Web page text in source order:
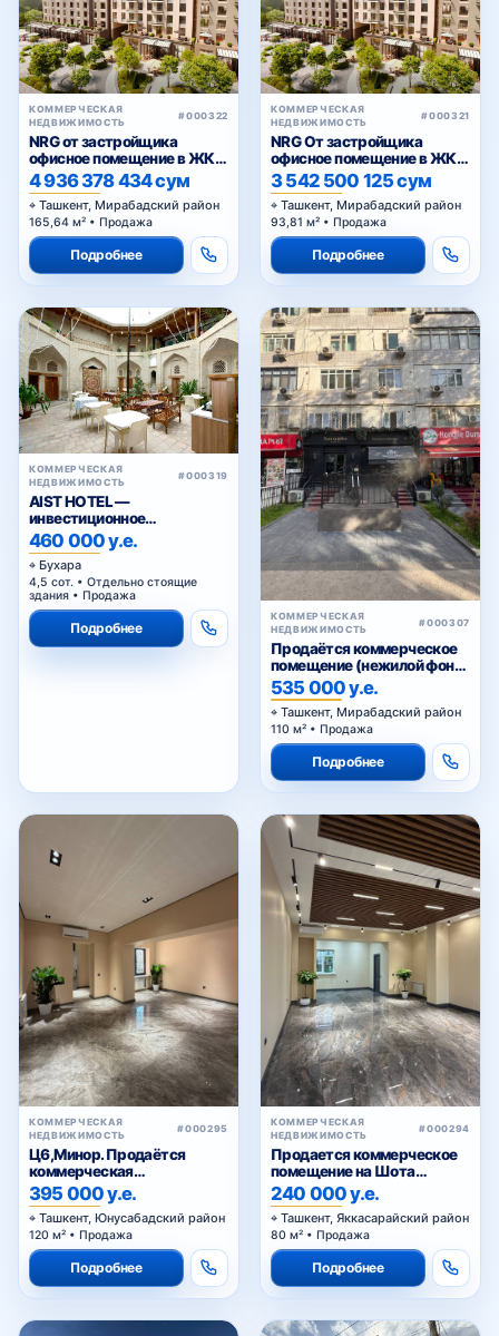
КОММЕРЧЕСКАЯ
НЕДВИЖИМОСТЬ
#000322
NRG от застройщика
офисное помещение в ЖК
«NRG Meros Business»
4 936 378 434 сум
Ташкент, Мирабадский район
165,64 м² • Продажа
Подробнее
КОММЕРЧЕСКАЯ
НЕДВИЖИМОСТЬ
#000321
NRG От застройщика
офисное помещение в ЖК
«NRG Meros Comfort»
3 542 500 125 сум
Ташкент, Мирабадский район
93,81 м² • Продажа
Подробнее
КОММЕРЧЕСКАЯ
НЕДВИЖИМОСТЬ
#000319
AIST HOTEL —
инвестиционное
предложение в
историческом центре
Бухары
460 000 у.е.
Бухара
4,5 сот. • Отдельно стоящие
здания • Продажа
Подробнее
КОММЕРЧЕСКАЯ
НЕДВИЖИМОСТЬ
#000307
Продаётся коммерческое
помещение (нежилой фонд)
Чехова
535 000 у.е.
Ташкент, Мирабадский район
110 м² • Продажа
Подробнее
КОММЕРЧЕСКАЯ
НЕДВИЖИМОСТЬ
#000295
Ц6,Минор. Продаётся
коммерческая
недвижимость
395 000 у.е.
Ташкент, Юнусабадский район
120 м² • Продажа
Подробнее
КОММЕРЧЕСКАЯ
НЕДВИЖИМОСТЬ
#000294
Продается коммерческое
помещение на Шота
Руставели
240 000 у.е.
Ташкент, Яккасарайский район
80 м² • Продажа
Подробнее